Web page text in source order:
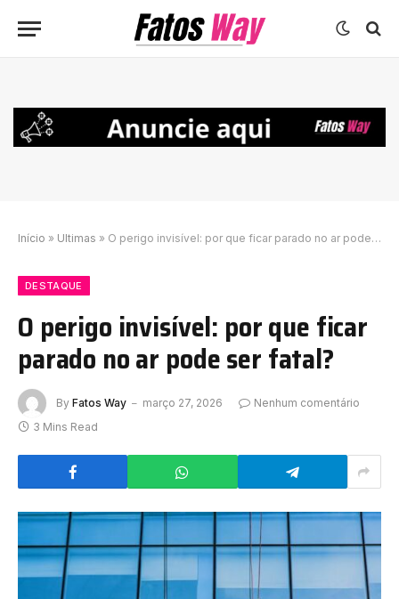
Início » Ultimas » O perigo invisível: por que ficar parado no ar pode ser fatal?
DESTAQUE
O perigo invisível: por que ficar
parado no ar pode ser fatal?
By Fatos Way março 27, 2026
Nenhum comentário
3 Mins Read